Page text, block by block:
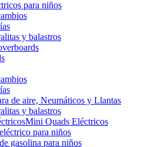
para niños
y balastros
de aire, Neumáticos y Llantas
y balastros
Mini Quads Eléctricos
para niños
gasolina para niños